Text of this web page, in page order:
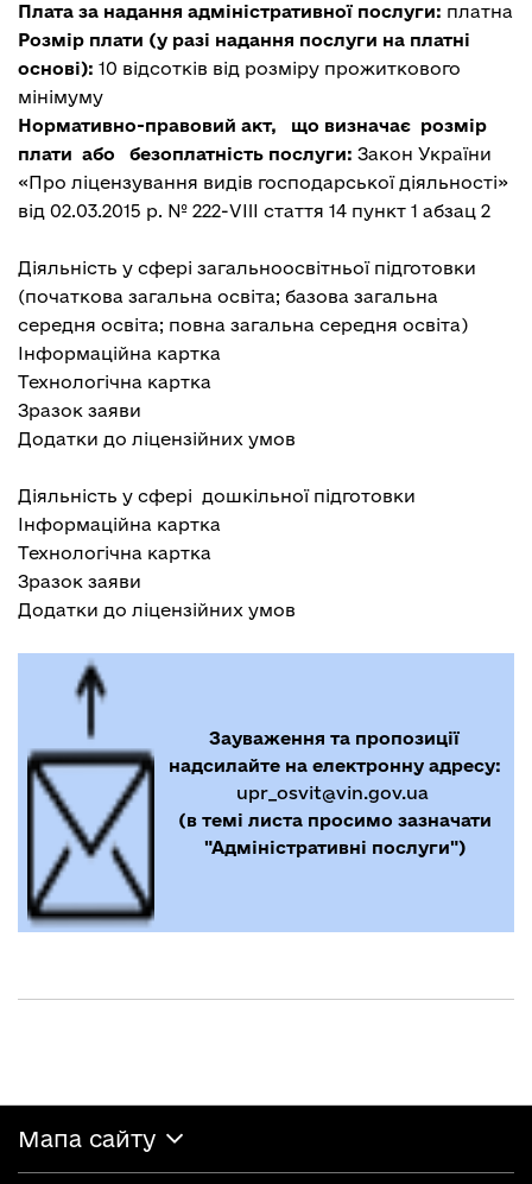
Плата за надання адміністративної послуги: платна
Розмір плати (у разі надання послуги на платні
основі): 10 відсотків від розміру прожиткового
мінімуму
Нормативно-правовий акт, що визначає розмір
плати або безоплатність послуги: Закон України
«Про ліцензування видів господарської діяльності»
від 02.03.2015 р. № 222-VIII стаття 14 пункт 1 абзац 2
Діяльність у сфері загальноосвітньої підготовки
(початкова загальна освіта; базова загальна
середня освіта; повна загальна середня освіта)
Інформаційна картка
Технологічна картка
Зразок заяви
Додатки до ліцензійних умов
Діяльність у сфері дошкільної підготовки
Інформаційна картка
Технологічна картка
Зразок заяви
Додатки до ліцензійних умов
Зауваження та пропозиції
надсилайте на електронну адресу:
upr_osvit@vin.gov.ua
(в темі листа просимо зазначати
"Адміністративні послуги")
Мапа сайту